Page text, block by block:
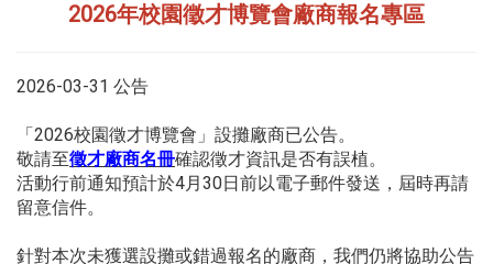
2026年校園徵才博覽會廠商報名專區
2026-03-31 公告
「2026校園徵才博覽會」設攤廠商已公告。
敬請至徵才廠商名冊確認徵才資訊是否有誤植。
活動行前通知預計於4月30日前以電子郵件發送，屆時再請
留意信件。
針對本次未獲選設攤或錯過報名的廠商，我們仍將協助公告